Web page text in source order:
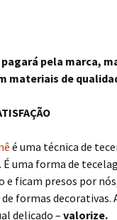
pagará pela marca,
materiais de
é uma técnica de
uma forma de
e ficam presos por
formas
delicado –valorize.